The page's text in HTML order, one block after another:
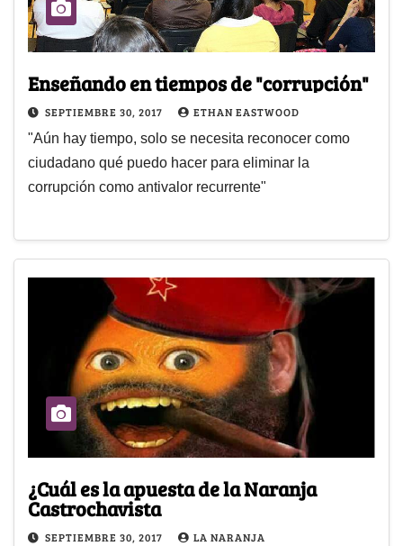
Enseñando en tiempos de "corrupción"
SEPTIEMBRE 30, 2017 ETHAN EASTWOOD
"Aún hay tiempo, solo se necesita reconocer como
ciudadano qué puedo hacer para eliminar la
corrupción como antivalor recurrente"
¿Cuál es la apuesta de la Naranja
Castrochavista
SEPTIEMBRE 30, 2017
LA NARANJA